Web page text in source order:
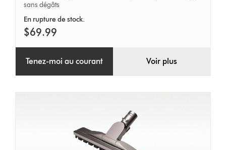
sans dégâts
En rupture de stock.
$69.99
Tenez-moi au courant Voir plus